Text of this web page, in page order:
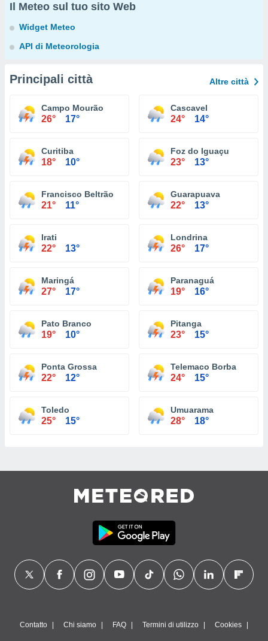
Il Meteo sul tuo sito Web
Widget Meteo
API di Meteorologia
Principali città Altre città
Campo Mourão
26° 17°
Cascavel
24° 14°
Curitiba
18° 10°
Foz do Iguaçu
23° 13°
Francisco Beltrão
21° 11°
Guarapuava
22° 13°
Irati
22° 13°
Londrina
26° 17°
Maringá
27° 17°
Paranaguá
19° 16°
Pato Branco
19° 10°
Pitanga
23° 15°
Ponta Grossa
22° 12°
Telemaco Borba
24° 15°
Toledo
25° 15°
Umuarama
28° 18°
Contatto Chi siamo FAQ Termini di utilizzo Cookies